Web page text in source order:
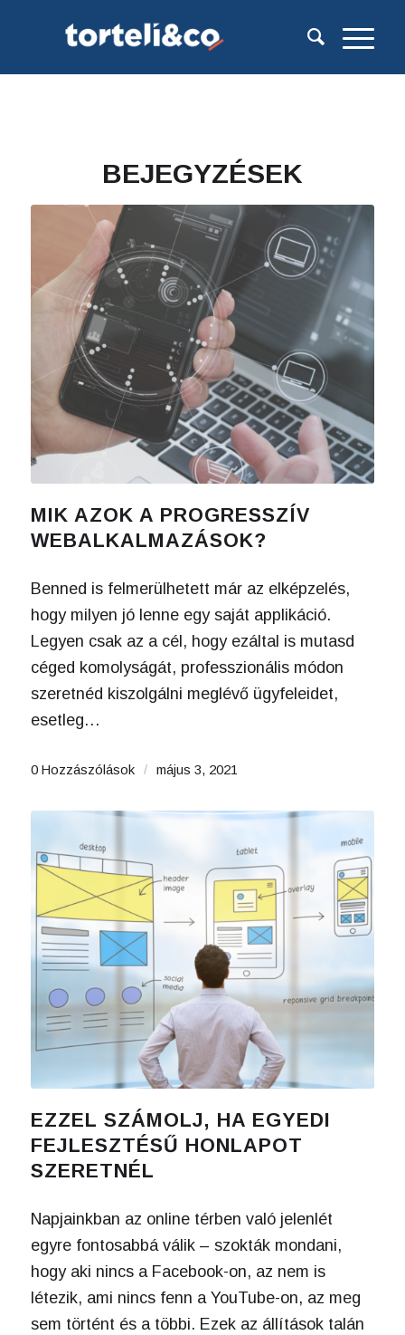
BEJEGYZÉSEK
MIK AZOK A PROGRESSZÍV
WEBALKALMAZÁSOK?
Benned is felmerülhetett már az elképzelés,
hogy milyen jó lenne egy saját applikáció.
Legyen csak az a cél, hogy ezáltal is mutasd
céged komolyságát, professzionális módon
szeretnéd kiszolgálni meglévő ügyfeleidet,
esetleg…
0 Hozzászólások / május 3, 2021
EZZEL SZÁMOLJ, HA EGYEDI
FEJLESZTÉSŰ HONLAPOT
SZERETNÉL
Napjainkban az online térben való jelenlét
egyre fontosabbá válik – szokták mondani,
hogy aki nincs a Facebook-on, az nem is
létezik, ami nincs fenn a YouTube-on, az meg
sem történt és a többi. Ezek az állítások talán